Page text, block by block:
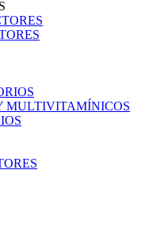
MULTIVITAMÍNICOS